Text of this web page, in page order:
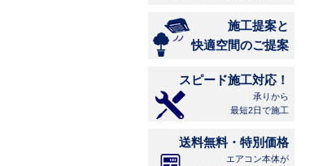
施工提案と
快適空間のご提案
スピード施工対応！
承りから
最短2日で施工
送料無料・特別価格
エアコン本体が